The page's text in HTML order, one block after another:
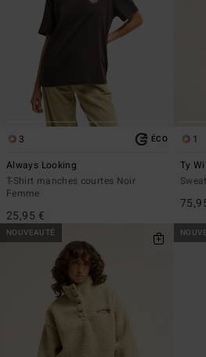
3 ÉCO
Always Looking
T-Shirt manches courtes Noir
Femme
25,95 €
1
Ty
NOUVEAUTÉ